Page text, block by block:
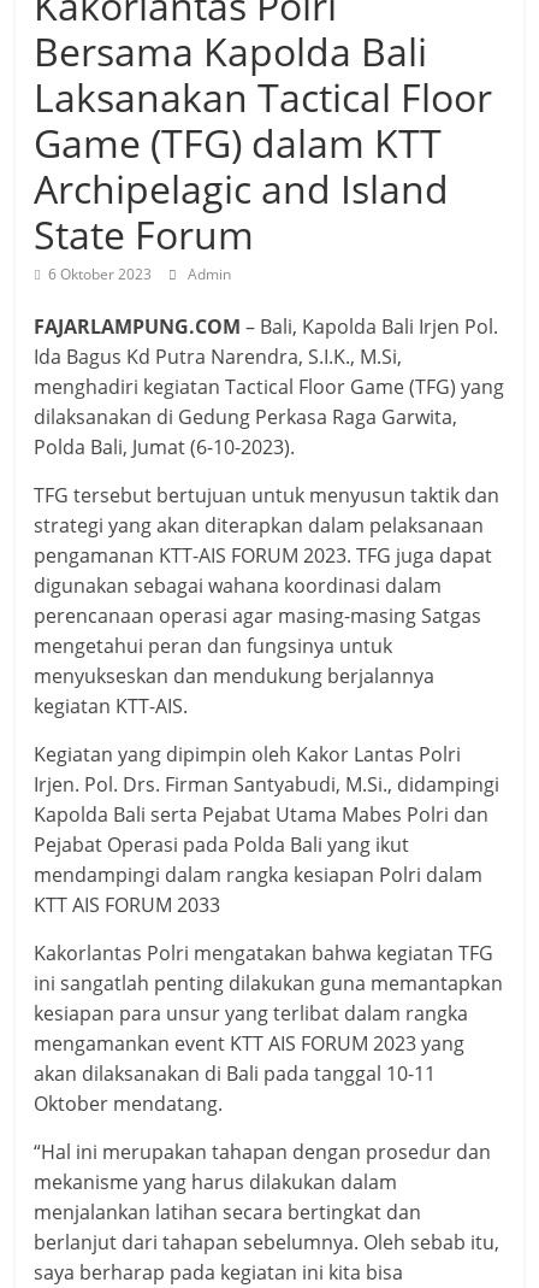
Bersama Kapolda Bali
Laksanakan Tactical Floor
Game (TFG) dalam KTT
Archipelagic and Island
State Forum
6 Oktober 2023 Admin
FAJARLAMPUNG.COM– Bali, Kapolda Bali Irjen Pol.
Ida Bagus Kd Putra Narendra, S.I.K., M.Si,
menghadiri kegiatan Tactical Floor Game (TFG) yang
dilaksanakan di Gedung Perkasa Raga Garwita,
Polda Bali, Jumat (6-10-2023).
TFG tersebut bertujuan untuk menyusun taktik dan
strategi yang akan diterapkan dalam pelaksanaan
pengamanan KTT-AIS FORUM 2023. TFG juga dapat
digunakan sebagai wahana koordinasi dalam
perencanaan operasi agar masing-masing Satgas
mengetahui peran dan fungsinya untuk
menyukseskan dan mendukung berjalannya
kegiatan KTT-AIS.
Kegiatan yang dipimpin oleh Kakor Lantas Polri
Irjen. Pol. Drs. Firman Santyabudi, M.Si., didampingi
Kapolda Bali serta Pejabat Utama Mabes Polri dan
Pejabat Operasi pada Polda Bali yang ikut
mendampingi dalam rangka kesiapan Polri dalam
KTT AIS FORUM 2033
Kakorlantas Polri mengatakan bahwa kegiatan TFG
ini sangatlah penting dilakukan guna memantapkan
kesiapan para unsur yang terlibat dalam rangka
mengamankan event KTT AIS FORUM 2023 yang
akan dilaksanakan di Bali pada tanggal 10-11
Oktober mendatang.
“Hal ini merupakan tahapan dengan prosedur dan
mekanisme yang harus dilakukan dalam
menjalankan latihan secara bertingkat dan
berlanjut dari tahapan sebelumnya. Oleh sebab itu,
saya berharap pada kegiatan ini kita bisa